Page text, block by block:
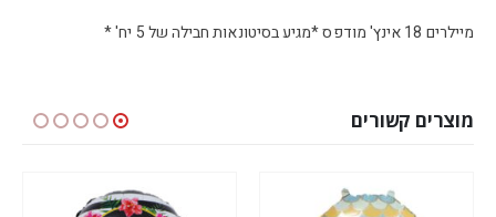
מיילרים 18 אינץ' מודפס *מגיע בסיטונאות חבילה של 5 יח' *
מוצרים קשורים